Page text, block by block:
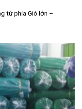
tứ phía Gió lớn –